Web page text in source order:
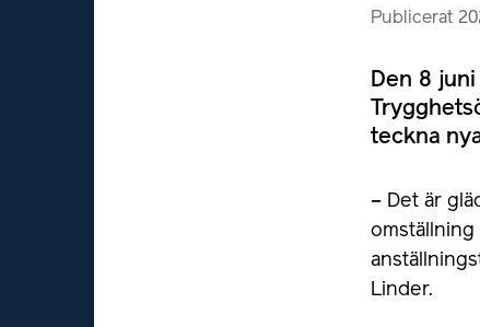
Publicerat
Den 8
teckna
– Det är
omställning
Linder.